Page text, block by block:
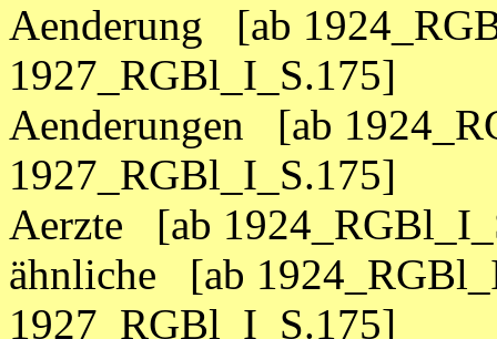
Aenderung [ab
1927_RGBl_I_S.175]
Aenderungen [ab
1927_RGBl_I_S.175]
Aerzte [ab
ähnliche [ab
1927_RGBl_I_S.175]